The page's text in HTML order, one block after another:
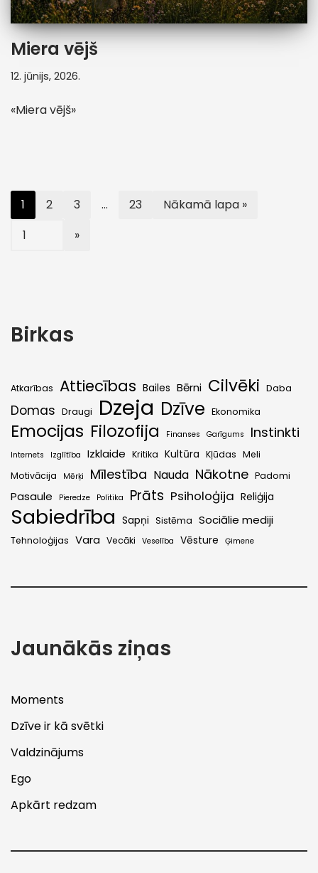
Miera vējš
12. jūnijs, 2026.
«Miera vējš»
1 2 3 … 23 Nākamā lapa »
Birkas
Atkarības Attiecības Bailes Bērni Cilvēki Daba
Domas Draugi Dzeja Dzīve Ekonomika
Emocijas Filozofija Finanses Garīgums Instinkti
Internets Izglītība Izklaide Kritika Kultūra Kļūdas Meli
Motivācija
Mērķi Mīlestība Nauda Nākotne Padomi
Pasaule Pieredze Politika Prāts Psiholoģija Reliģija
Sabiedrība Sapņi Sistēma Sociālie mediji
Tehnoloģijas Vara Vecāki Veselība Vēsture Ģimene
Jaunākās ziņas
Moments
Dzīve ir kā svētki
Valdzinājums
Ego
Apkārt redzam